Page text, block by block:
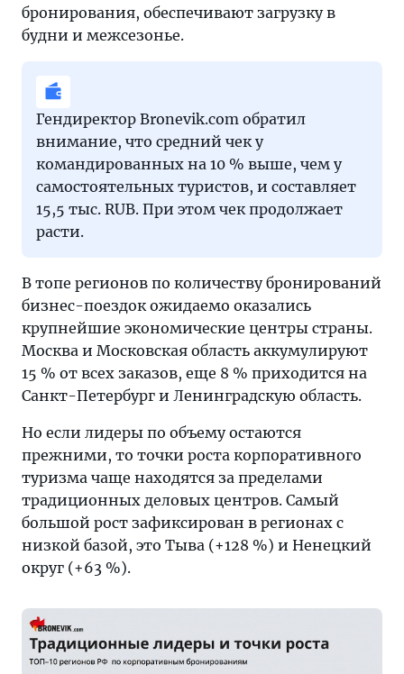
бронирования, обеспечивают загрузку в
будни и межсезонье.
Гендиректор Bronevik.com обратил
внимание, что средний чек у
командированных на 10 % выше, чем у
самостоятельных туристов, и составляет
15,5 тыс. RUB. При этом чек продолжает
расти.
В топе регионов по количеству бронирований
бизнес-поездок ожидаемо оказались
крупнейшие экономические центры страны.
Москва и Московская область аккумулируют
15 % от всех заказов, еще 8 % приходится на
Санкт-Петербург и Ленинградскую область.
Но если лидеры по объему остаются
прежними, то точки роста корпоративного
туризма чаще находятся за пределами
традиционных деловых центров. Самый
большой рост зафиксирован в регионах с
низкой базой, это Тыва (+128 %) и Ненецкий
округ (+63 %).